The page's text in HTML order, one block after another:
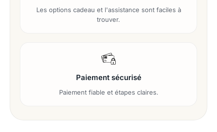
Les options cadeau et l'assistance sont faciles à
trouver.
Paiement sécurisé
Paiement fiable et étapes claires.